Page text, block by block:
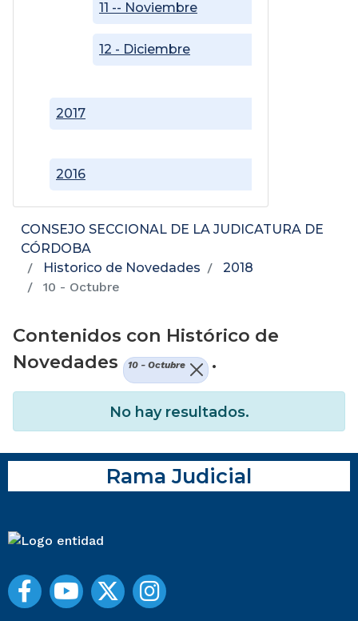
2016
2017
11 -- Noviembre
12 - Diciembre
CONSEJO SECCIONAL DE LA JUDICATURA DE
CÓRDOBA
Historico de Novedades
2018
10 - Octubre
Contenidos con Histórico de
Novedades
10 - Octubre .
No hay resultados.
Rama Judicial